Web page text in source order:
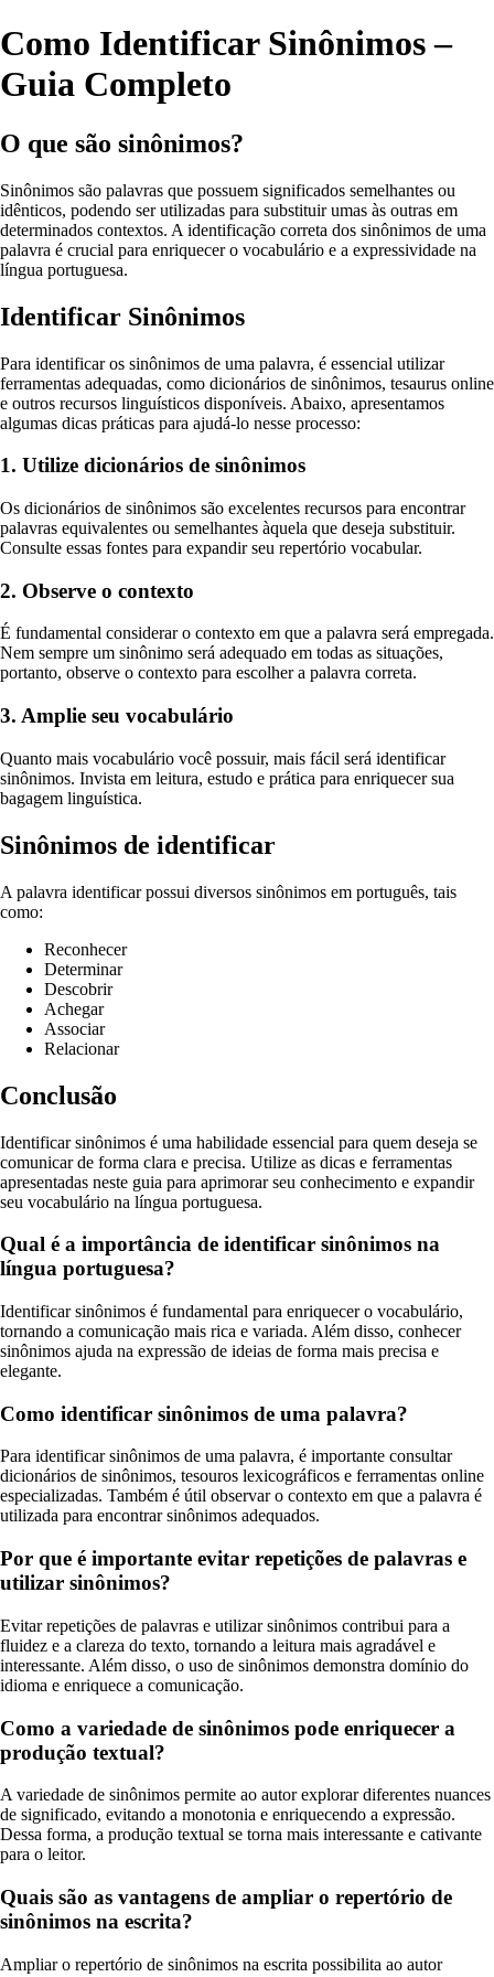
Como Identificar Sinônimos –
Guia Completo
O que são sinônimos?
Sinônimos são palavras que possuem significados semelhantes ou
idênticos, podendo ser utilizadas para substituir umas às outras em
determinados contextos. A identificação correta dos sinônimos de uma
palavra é crucial para enriquecer o vocabulário e a expressividade na
língua portuguesa.
Identificar Sinônimos
Para identificar os sinônimos de uma palavra, é essencial utilizar
ferramentas adequadas, como dicionários de sinônimos, tesaurus online
e outros recursos linguísticos disponíveis. Abaixo, apresentamos
algumas dicas práticas para ajudá-lo nesse processo:
1. Utilize dicionários de sinônimos
Os dicionários de sinônimos são excelentes recursos para encontrar
palavras equivalentes ou semelhantes àquela que deseja substituir.
Consulte essas fontes para expandir seu repertório vocabular.
2. Observe o contexto
É fundamental considerar o contexto em que a palavra será empregada.
Nem sempre um sinônimo será adequado em todas as situações,
portanto, observe o contexto para escolher a palavra correta.
3. Amplie seu vocabulário
Quanto mais vocabulário você possuir, mais fácil será identificar
sinônimos. Invista em leitura, estudo e prática para enriquecer sua
bagagem linguística.
Sinônimos de identificar
A palavra identificar possui diversos sinônimos em português, tais
como:
Reconhecer
Determinar
Descobrir
Achegar
Associar
Relacionar
Conclusão
Identificar sinônimos é uma habilidade essencial para quem deseja se
comunicar de forma clara e precisa. Utilize as dicas e ferramentas
apresentadas neste guia para aprimorar seu conhecimento e expandir
seu vocabulário na língua portuguesa.
Qual é a importância de identificar sinônimos na
língua portuguesa?
Identificar sinônimos é fundamental para enriquecer o vocabulário,
tornando a comunicação mais rica e variada. Além disso, conhecer
sinônimos ajuda na expressão de ideias de forma mais precisa e
elegante.
Como identificar sinônimos de uma palavra?
Para identificar sinônimos de uma palavra, é importante consultar
dicionários de sinônimos, tesouros lexicográficos e ferramentas online
especializadas. Também é útil observar o contexto em que a palavra é
utilizada para encontrar sinônimos adequados.
Por que é importante evitar repetições de palavras e
utilizar sinônimos?
Evitar repetições de palavras e utilizar sinônimos contribui para a
fluidez e a clareza do texto, tornando a leitura mais agradável e
interessante. Além disso, o uso de sinônimos demonstra domínio do
idioma e enriquece a comunicação.
Como a variedade de sinônimos pode enriquecer a
produção textual?
A variedade de sinônimos permite ao autor explorar diferentes nuances
de significado, evitando a monotonia e enriquecendo a expressão.
Dessa forma, a produção textual se torna mais interessante e cativante
para o leitor.
Quais são as vantagens de ampliar o repertório de
sinônimos na escrita?
Ampliar o repertório de sinônimos na escrita possibilita ao autor